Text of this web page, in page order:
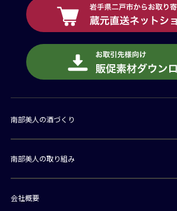
南部美人の酒づくり
南部美人の取り組み
会社概要